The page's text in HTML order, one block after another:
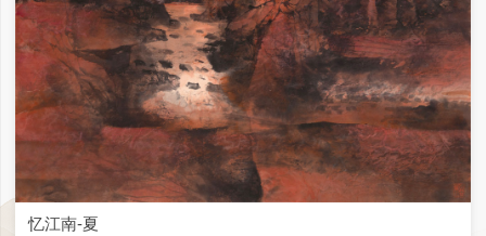
忆江南-夏